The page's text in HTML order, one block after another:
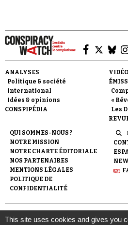
ANALYSES
Politique & société
International
Idées & opinions
CONSPIPÉDIA
«
Les
QUI SOMMES-NOUS ?
NOTRE MISSION
NOTRE CHARTE ÉDITORIALE
NOS PARTENAIRES
MENTIONS LÉGALES
POLITIQUE DE
CONFIDENTIALITÉ
© 2007- Conspiracy Watch
|
l'Observatoire du conspirationnisme
This site uses cookies and gives you